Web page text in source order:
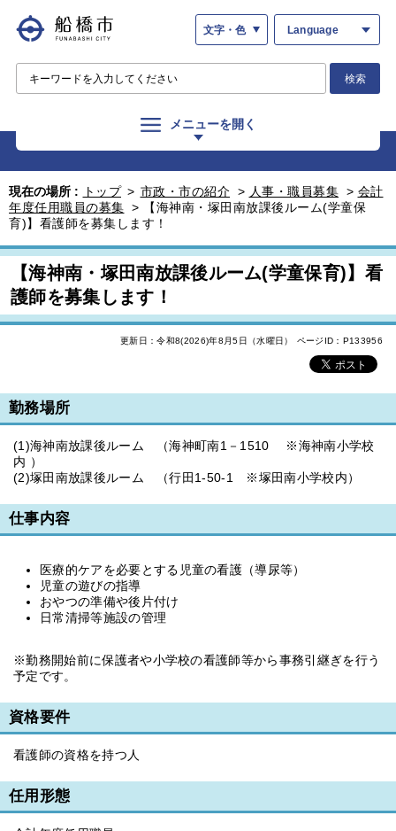
文字・色 Language
検索
メニューを開く
現在の場所 : トップ > 市政・市の紹介 > 人事・職員募集 > 会計
年度任用職員の募集 >
【海神南・塚田南放課後ルーム(学童保
育)】看護師を募集します！
【海神南・塚田南放課後ルーム(学童保育)】看
護師を募集します！
更新日：令和8(2026)年8月5日（水曜日） ページID：P133956
勤務場所
(1)海神南放課後ルーム （海神町南1－1510 ※海神南小学校
内 ）
(2)塚田南放課後ルーム （行田1-50-1 ※塚田南小学校内）
仕事内容
医療的ケアを必要とする児童の看護（導尿等）
児童の遊びの指導
おやつの準備や後片付け
日常清掃等施設の管理
※勤務開始前に保護者や小学校の看護師等から事務引継ぎを行う
予定です。
資格要件
看護師の資格を持つ人
任用形態